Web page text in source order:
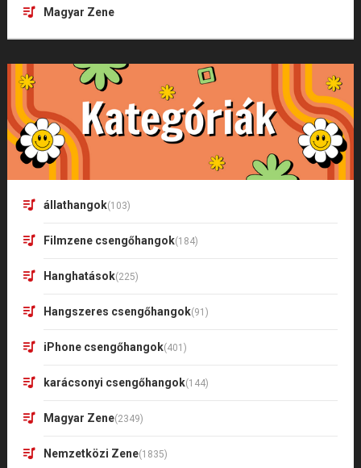
Magyar Zene
állathangok(103)
Filmzene csengőhangok(184)
Hanghatások(225)
Hangszeres csengőhangok(91)
iPhone csengőhangok(401)
karácsonyi csengőhangok(144)
Magyar Zene(2349)
Nemzetközi Zene(1835)